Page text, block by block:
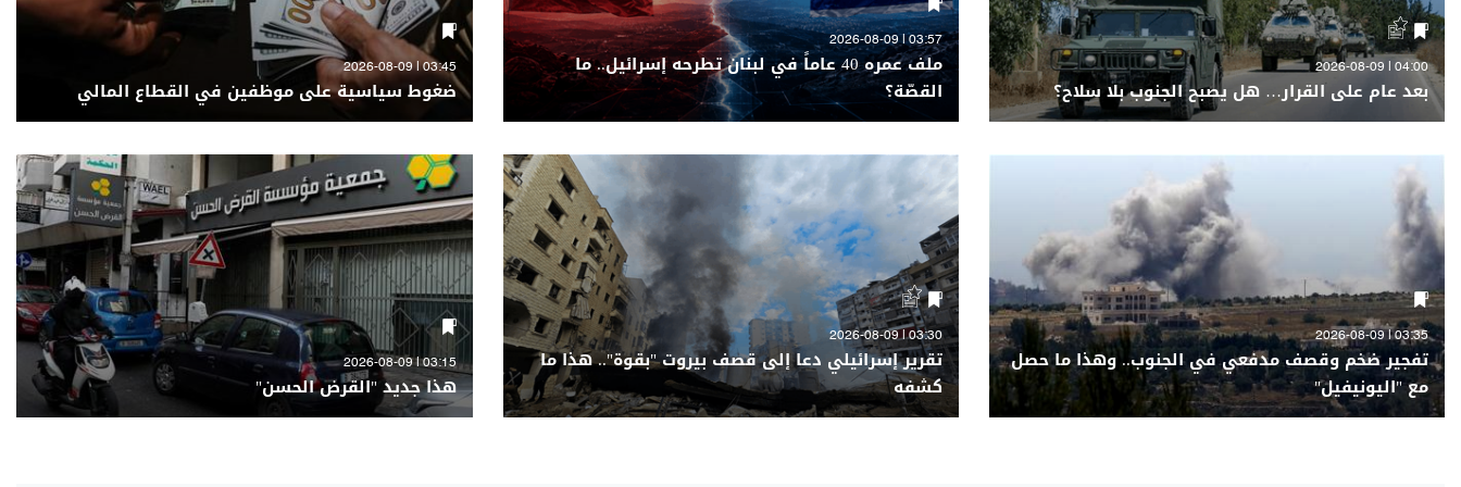
04:00 | 2026-08-09
بعد عام على القرار… هل يصبح الجنوب بلا سلاح؟
03:57 | 2026-08-09
ملف عمره 40 عاماً في لبنان تطرحه إسرائيل.. ما
القصّة؟
03:45 | 2026-08-09
ضغوط سياسية على موظفين في القطاع المالي
03:35 | 2026-08-09
تفجير ضخم وقصف مدفعي في الجنوب.. وهذا ما حصل
مع "اليونيفيل"
03:30 | 2026-08-09
تقرير إسرائيلي دعا إلى قصف بيروت "بقوة".. هذا ما
كشفه
03:15 | 2026-08-09
هذا جديد "القرض الحسن"